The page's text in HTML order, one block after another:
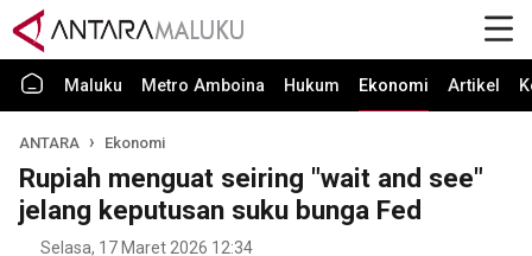
Maluku Metro Amboina Hukum Ekonomi Artikel
ANTARA Ekonomi
Rupiah menguat seiring "wait and see"
jelang keputusan suku bunga Fed
Selasa, 17 Maret 2026 12:34